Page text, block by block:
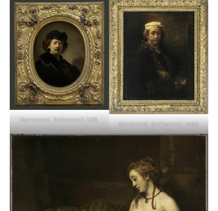
Rembrandt, Selfportrait 1633.
Rembrandt, Selfportrait, 1660.